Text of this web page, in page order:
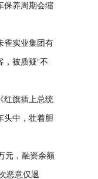
保养周期会缩
雀实业集团有
，被质疑“不
友：别让好
红旗插上总统
头中，壮着胆
元，融资余额
恶意仅退